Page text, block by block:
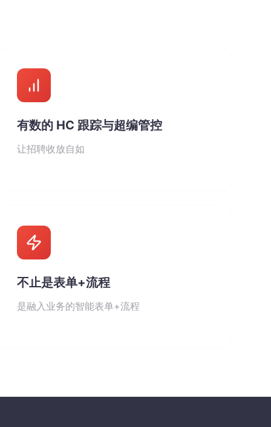
有数的 HC 跟踪与超编管控
让招聘收放自如
不止是表单+流程
是融入业务的智能表单+流程